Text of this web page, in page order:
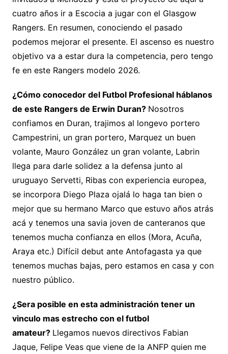
cuatro años ir a Escocia a jugar con el Glasgow
Rangers. En resumen, conociendo el pasado
podemos mejorar el presente. El ascenso es nuestro
objetivo va a estar dura la competencia, pero tengo
fe en este Rangers modelo 2026.
¿Cómo conocedor del Futbol Profesional háblanos
de este Rangers de Erwin Duran? Nosotros
confiamos en Duran, trajimos al longevo portero
Campestrini, un gran portero, Marquez un buen
volante, Mauro González un gran volante, Labrin
llega para darle solidez a la defensa junto al
uruguayo Servetti, Ribas con experiencia europea,
se incorpora Diego Plaza ojalá lo haga tan bien o
mejor que su hermano Marco que estuvo años atrás
acá y tenemos una savia joven de canteranos que
tenemos mucha confianza en ellos (Mora, Acuña,
Araya etc.) Difícil debut ante Antofagasta ya que
tenemos muchas bajas, pero estamos en casa y con
nuestro público.
¿Sera posible en esta administración tener un
vinculo mas estrecho con el futbol
amateur? Llegamos nuevos directivos Fabian
Jaque, Felipe Veas que viene de la ANFP quien me